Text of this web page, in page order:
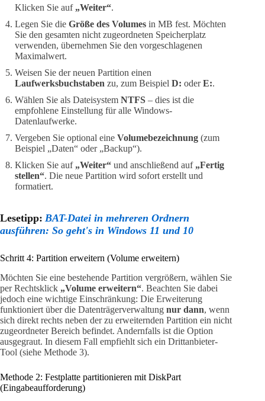
Klicken Sie auf „Weiter“.
Legen Sie die Größe des Volumes in MB fest. Möchten
Sie den gesamten nicht zugeordneten Speicherplatz
verwenden, übernehmen Sie den vorgeschlagenen
Maximalwert.
Weisen Sie der neuen Partition einen
Laufwerksbuchstaben zu, zum Beispiel D: oderE:.
Wählen Sie als Dateisystem NTFS – dies ist die
empfohlene Einstellung für alle Windows-
Datenlaufwerke.
Vergeben Sie optional eine Volumebezeichnung (zum
Beispiel „Daten“ oder „Backup“).
Klicken Sie auf „Weiter“ und anschließend auf „Fertig
stellen“. Die neue Partition wird sofort erstellt und
formatiert.
Lesetipp: BAT-Datei in mehreren Ordnern
ausführen: So geht's in Windows 11 und 10
Schritt 4: Partition erweitern (Volume erweitern)
Möchten Sie eine bestehende Partition vergrößern, wählen Sie
per Rechtsklick „Volume erweitern“. Beachten Sie dabei
jedoch eine wichtige Einschränkung: Die Erweiterung
funktioniert über die Datenträgerverwaltung nur dann, wenn
sich direkt rechts neben der zu erweiternden Partition ein nicht
zugeordneter Bereich befindet. Andernfalls ist die Option
ausgegraut. In diesem Fall empfiehlt sich ein Drittanbieter-
Tool (siehe Methode 3).
Methode 2: Festplatte partitionieren mit DiskPart
(Eingabeaufforderung)